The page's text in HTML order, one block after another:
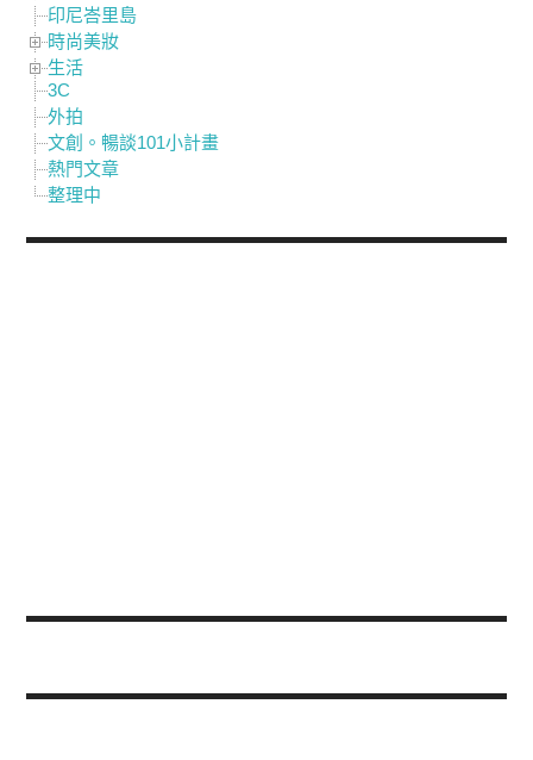
印尼峇里島
時尚美妝
生活
3C
外拍
文創。暢談101小計畫
熱門文章
整理中